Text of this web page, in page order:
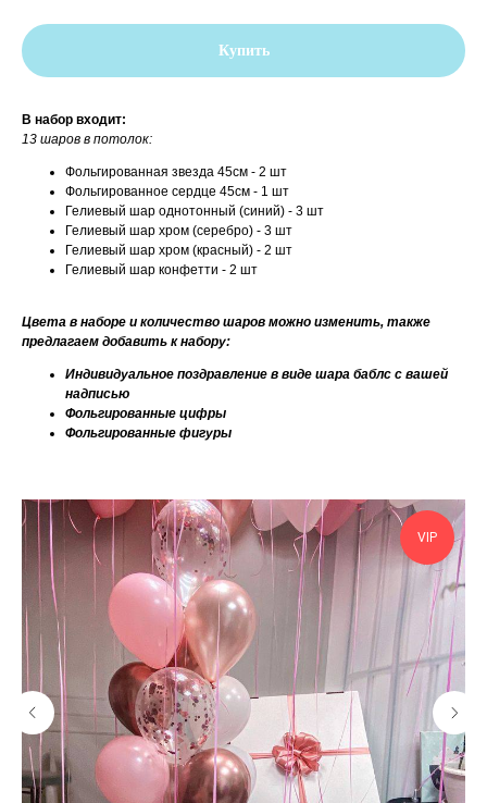
Купить
В набор входит:
13 шаров в потолок:
Фольгированная звезда 45см - 2 шт
Фольгированное сердце 45см - 1 шт
Гелиевый шар однотонный (синий) - 3 шт
Гелиевый шар хром (серебро) - 3 шт
Гелиевый шар хром (красный) - 2 шт
Гелиевый шар конфетти - 2 шт
Цвета в наборе и количество шаров можно изменить, также
предлагаем добавить к набору:
Индивидуальное поздравление в виде шара баблс с вашей
надписью
Фольгированные цифры
Фольгированные фигуры
VIP